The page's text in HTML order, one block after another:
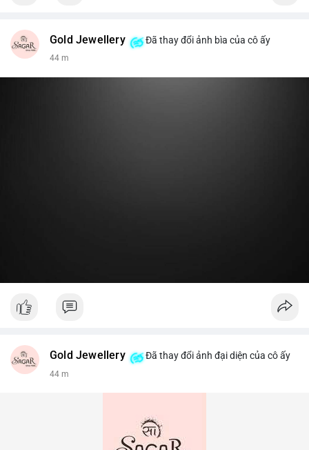
Gold Jewellery Đã thay đổi ảnh bìa của cô ấy
44 m
Gold Jewellery Đã thay đổi ảnh đại diện của cô ấy
44 m